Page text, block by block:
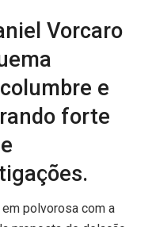
Vorcaro
e
forte
polvorosa com a